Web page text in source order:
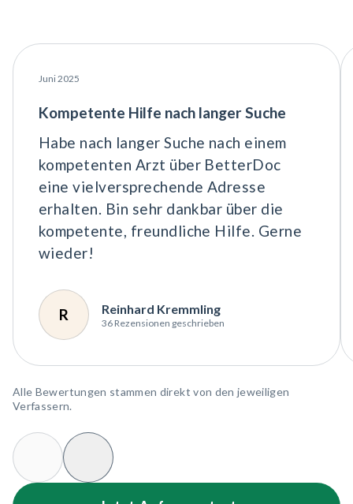
Juni 2025
Kompetente Hilfe nach langer Suche
Habe nach langer Suche nach einem
kompetenten Arzt über BetterDoc
eine vielversprechende Adresse
erhalten. Bin sehr dankbar über die
kompetente, freundliche Hilfe. Gerne
wieder!
R Reinhard Kremmling
36 Rezensionen geschrieben
Alle Bewertungen stammen direkt von den jeweiligen
Verfassern.
Slide Prev Slide Next